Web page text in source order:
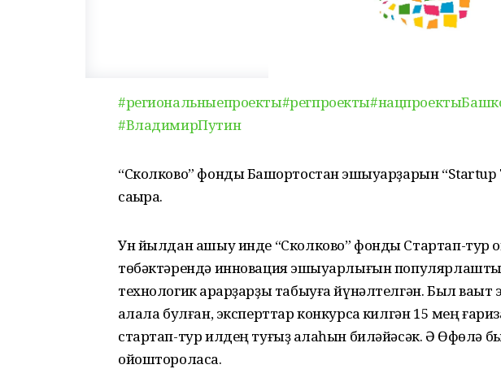
#региональныепроекты#регпроекты
#ВладимирПутин
“Сколково” фонды Башҡортостан эшҡыуарҙарын
саҡыра.
Ун йылдан ашыу инде “Сколково” фонды Стартап-тур
төбәктәрендә инновация эшҡыуарлығын
технологик ҡарарҙарҙы табыуға йүнәлтелгән. Был
ҡалала булған, эксперттар конкурсҡа килгән 15 мең
стартап-тур илдең туғыҙ ҡалаһын биләйәсәк. Ә Өфөлә
ойоштороласаҡ.